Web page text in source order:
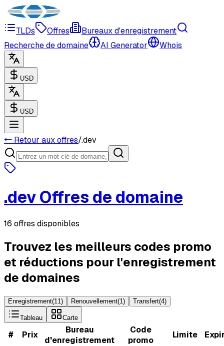
TLDs Offres
Bureaux d'enregistrement
Recherche de domaine
AI Generator Whois
USD
USD
← Retour aux offres/.dev
.devOffres de domaine
16 offres disponibles
Trouvez les meilleurs codes promo
et réductions pour l'enregistrement
de domaines
Enregistrement(11) Renouvellement(1) Transfert(4)
Tableau Carte
# Prix
Bureau
d'enregistrement
Code
promo
Limite